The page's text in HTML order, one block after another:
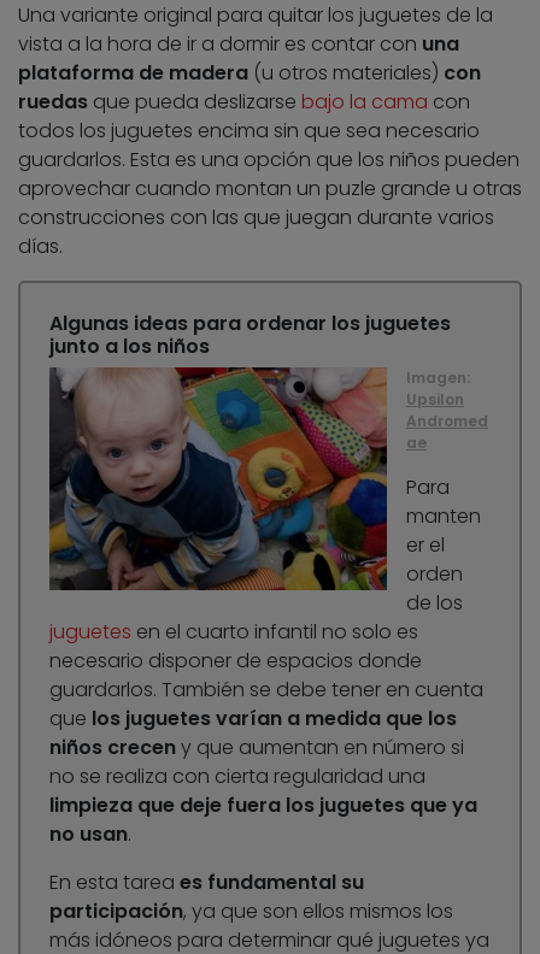
Una variante original para quitar los juguetes de la
vista a la hora de ir a dormir es contar con una
plataforma de madera (u otros materiales) con
ruedas que pueda deslizarse bajo la cama con
todos los juguetes encima sin que sea necesario
guardarlos. Esta es una opción que los niños pueden
aprovechar cuando montan un puzle grande u otras
construcciones con las que juegan durante varios
días.
Algunas ideas para ordenar los juguetes
junto a los niños
Imagen:
Upsilon
Andromed
ae
Para
manten
er el
orden
de los
juguetes en el cuarto infantil no solo es
necesario disponer de espacios donde
guardarlos. También se debe tener en cuenta
que los juguetes varían a medida que los
niños creceny que aumentan en número si
no se realiza con cierta regularidad una
limpieza que deje fuera los juguetes que ya
no usan.
En esta tarea es fundamental su
participación, ya que son ellos mismos los
más idóneos para determinar qué juguetes ya